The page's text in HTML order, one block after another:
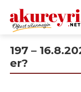
Leita
197 –
er?